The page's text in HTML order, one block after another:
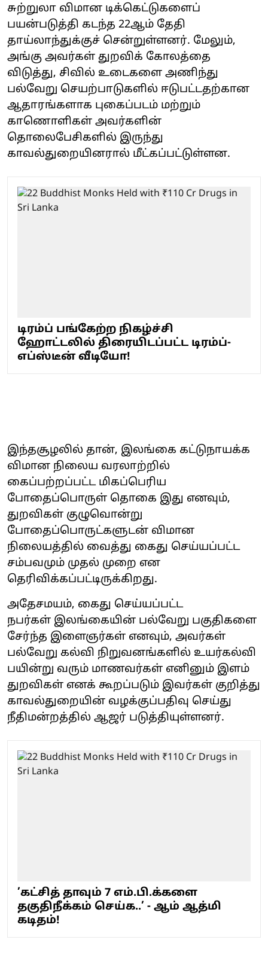
சுற்றுலா விமான டிக்கெட்டுகளைப்
பயன்படுத்தி கடந்த 22ஆம் தேதி
தாய்லாந்துக்குச் சென்றுள்ளனர். மேலும்,
அங்கு அவர்கள் துறவிக் கோலத்தை
விடுத்து, சிவில் உடைகளை அணிந்து
பல்வேறு செயற்பாடுகளில் ஈடுபட்டதற்கான
ஆதாரங்களாக புகைப்படம் மற்றும்
காணொளிகள் அவர்களின்
தொலைபேசிகளில் இருந்து
காவல்துறையினரால் மீட்கப்பட்டுள்ளன.
டிரம்ப் பங்கேற்ற நிகழ்ச்சி
ஹோட்டலில் திரையிடப்பட்ட டிரம்ப்-
எப்ஸ்டீன் வீடியோ!
இந்தசூழலில் தான், இலங்கை கட்டுநாயக்க
விமான நிலைய வரலாற்றில்
கைப்பற்றப்பட்ட மிகப்பெரிய
போதைப்பொருள் தொகை இது எனவும்,
துறவிகள் குழுவொன்று
போதைப்பொருட்களுடன் விமான
நிலையத்தில் வைத்து கைது செய்யப்பட்ட
சம்பவமும் முதல் முறை என
தெரிவிக்கப்பட்டிருக்கிறது.
அதேசமயம், கைது செய்யப்பட்ட
நபர்கள் இலங்கையின் பல்வேறு பகுதிகளை
சேர்ந்த இளைஞர்கள் எனவும், அவர்கள்
பல்வேறு கல்வி நிறுவனங்களில் உயர்கல்வி
பயின்று வரும் மாணவர்கள் எனினும் இளம்
துறவிகள் எனக் கூறப்படும் இவர்கள் குறித்து
காவல்துறையின் வழக்குப்பதிவு செய்து
நீதிமன்றத்தில் ஆஜர் படுத்தியுள்ளனர்.
’கட்சித் தாவும் 7 எம்.பி.க்களை
தகுதிநீக்கம் செய்க..’ - ஆம் ஆத்மி
கடிதம்!